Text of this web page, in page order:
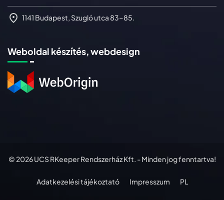
1141 Budapest, Szugló utca 83-85.
Weboldal készítés, webdesign
© 2026 UCS RKeeper Rendszerház Kft. - Minden jog fenntartva!
Adatkezelési tájékoztató Impresszum PL